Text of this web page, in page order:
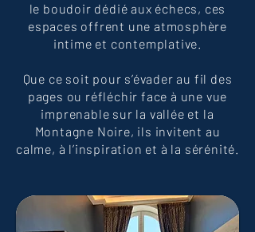
le boudoir dédié aux échecs, ces
espaces offrent une atmosphère
intime et contemplative.
Que ce soit pour s’évader au fil des
pages ou réfléchir face à une vue
imprenable sur la vallée et la
Montagne Noire, ils invitent au
calme, à l’inspiration et à la sérénité.